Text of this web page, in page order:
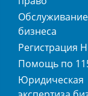
Обслуживание
бизнеса
Регистрация
Помощь по
Юридическая